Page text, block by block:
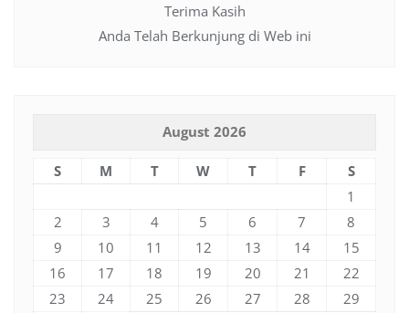
Terima Kasih
Anda Telah Berkunjung di Web ini
August 2026
S M T W T F
S
1
2
3 4 5 6 7
8
9
10 11 12 13 14
15
16
17 18 19 20 21
22
23
24 25 26 27 28
29